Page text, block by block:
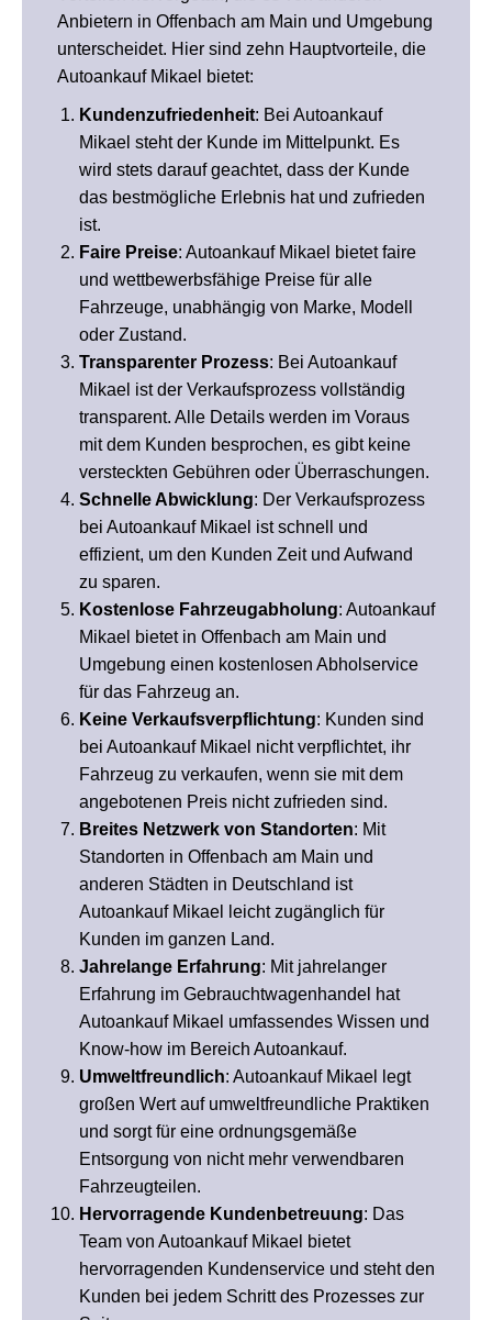
Anbietern in Offenbach am Main und Umgebung
unterscheidet. Hier sind zehn Hauptvorteile, die
Autoankauf Mikael bietet:
Kundenzufriedenheit: Bei Autoankauf
Mikael steht der Kunde im Mittelpunkt. Es
wird stets darauf geachtet, dass der Kunde
das bestmögliche Erlebnis hat und zufrieden
ist.
Faire Preise: Autoankauf Mikael bietet faire
und wettbewerbsfähige Preise für alle
Fahrzeuge, unabhängig von Marke, Modell
oder Zustand.
Transparenter Prozess: Bei Autoankauf
Mikael ist der Verkaufsprozess vollständig
transparent. Alle Details werden im Voraus
mit dem Kunden besprochen, es gibt keine
versteckten Gebühren oder Überraschungen.
Schnelle Abwicklung: Der Verkaufsprozess
bei Autoankauf Mikael ist schnell und
effizient, um den Kunden Zeit und Aufwand
zu sparen.
Kostenlose Fahrzeugabholung: Autoankauf
Mikael bietet in Offenbach am Main und
Umgebung einen kostenlosen Abholservice
für das Fahrzeug an.
Keine Verkaufsverpflichtung: Kunden sind
bei Autoankauf Mikael nicht verpflichtet, ihr
Fahrzeug zu verkaufen, wenn sie mit dem
angebotenen Preis nicht zufrieden sind.
Breites Netzwerk von Standorten: Mit
Standorten in Offenbach am Main und
anderen Städten in Deutschland ist
Autoankauf Mikael leicht zugänglich für
Kunden im ganzen Land.
Jahrelange Erfahrung: Mit jahrelanger
Erfahrung im Gebrauchtwagenhandel hat
Autoankauf Mikael umfassendes Wissen und
Know-how im Bereich Autoankauf.
Umweltfreundlich: Autoankauf Mikael legt
großen Wert auf umweltfreundliche Praktiken
und sorgt für eine ordnungsgemäße
Entsorgung von nicht mehr verwendbaren
Fahrzeugteilen.
Hervorragende Kundenbetreuung: Das
Team von Autoankauf Mikael bietet
hervorragenden Kundenservice und steht den
Kunden bei jedem Schritt des Prozesses zur